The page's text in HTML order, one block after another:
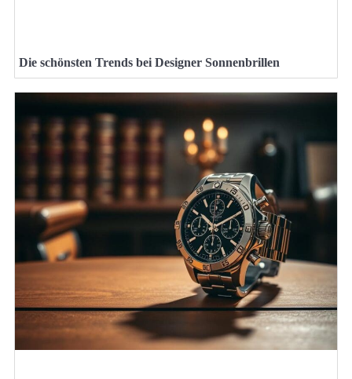
Die schönsten Trends bei Designer Sonnenbrillen